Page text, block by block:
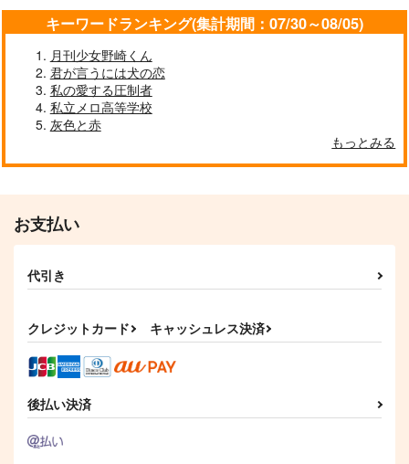
キーワードランキング(集計期間：07/30～08/05)
月刊少女野崎くん
君が言うには犬の恋
私の愛する圧制者
私立メロ高等学校
灰色と赤
もっとみる
お支払い
代引き
クレジットカード キャッシュレス決済
後払い決済